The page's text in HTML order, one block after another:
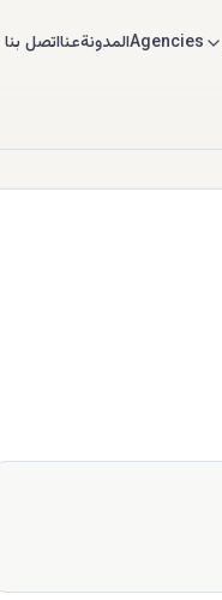
Agenciesالمدونةعنااتصل بنا